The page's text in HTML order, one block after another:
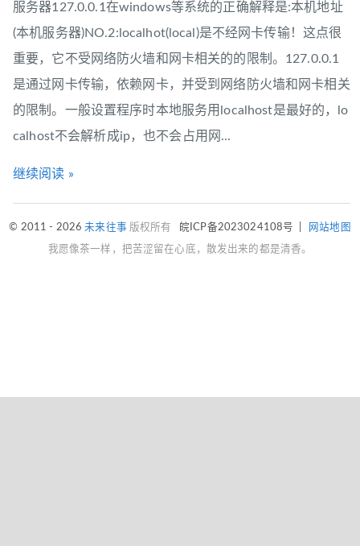
服务器127.0.0.1在windows等系统的正确解释是:本机地址
(本机服务器)NO.2:localhot(local)是不经网卡传输！这点很
重要，它不受网络防火墙和网卡相关的的限制。127.0.0.1
是通过网卡传输，依赖网卡，并受到网络防火墙和网卡相关
的限制。一般设置程序时本地服务用localhost是最好的，lo
calhost不会解析成ip，也不会占用网...
继续阅读 »
© 2011 - 2026未来往事 版权所有 皖ICP备2023024108号 网站地图
我愿像茶一样，把苦涩留在心底，散发出来的都是清香。